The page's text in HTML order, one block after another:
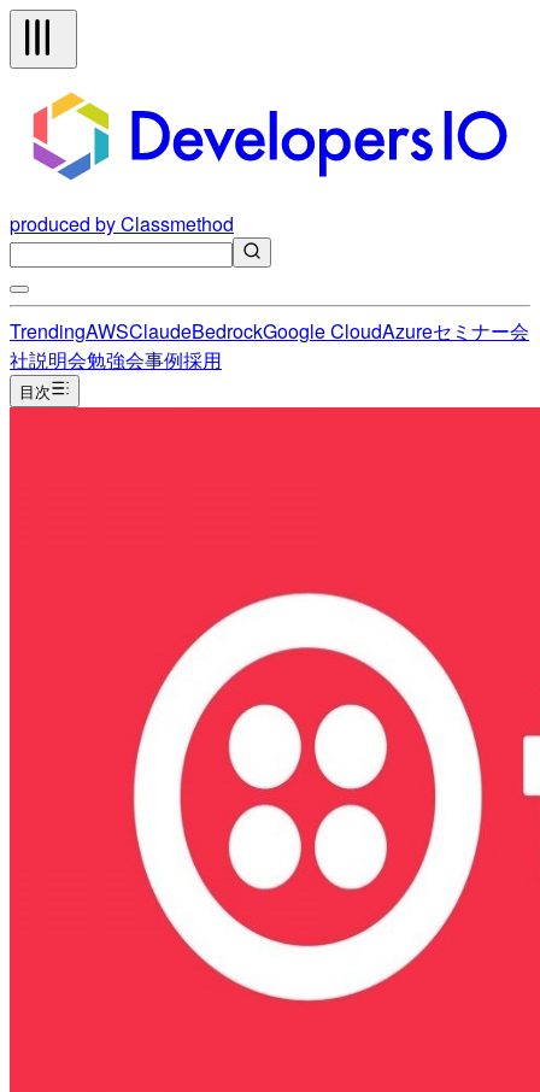
produced by Classmethod
TrendingAWSClaudeBedrockGoogle CloudAzureセミナー会
社説明会勉強会事例採用
目次